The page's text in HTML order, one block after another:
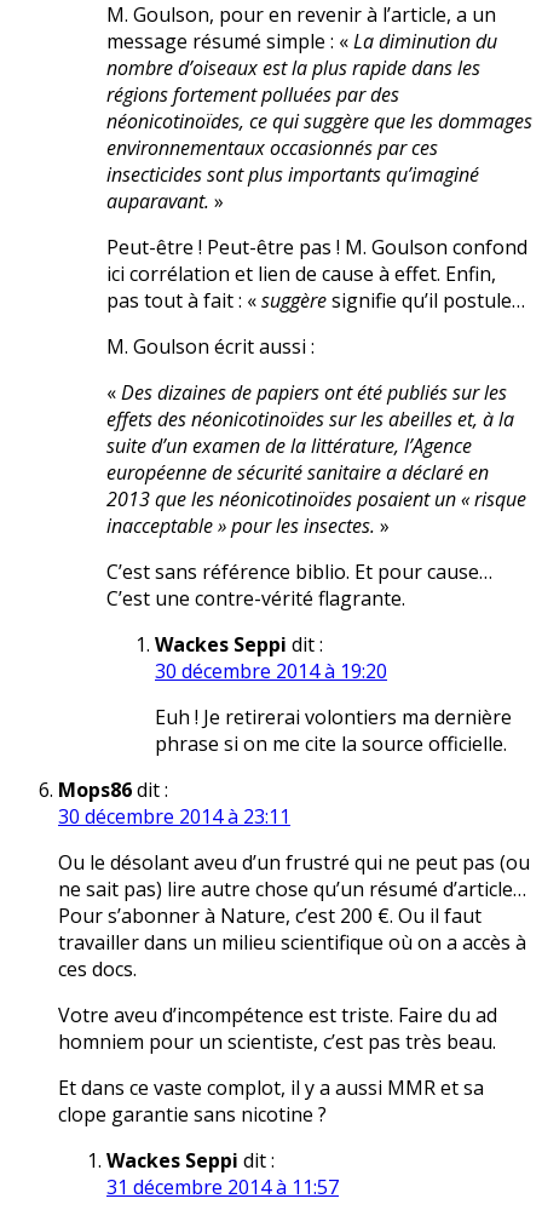
M. Goulson, pour en revenir à l’article, a un
message résumé simple : «La diminution du
nombre d’oiseaux est la plus rapide dans les
régions fortement polluées par des
néonicotinoïdes, ce qui suggère que les dommages
environnementaux occasionnés par ces
insecticides sont plus importants qu’imaginé
auparavant. »
Peut-être ! Peut-être pas ! M. Goulson confond
ici corrélation et lien de cause à effet. Enfin,
pas tout à fait : «suggèresignifie qu’il postule…
M. Goulson écrit aussi :
«Des dizaines de papiers ont été publiés sur les
effets des néonicotinoïdes sur les abeilles et, à la
suite d’un examen de la littérature, l’Agence
européenne de sécurité sanitaire a déclaré en
2013 que les néonicotinoïdes posaient un « risque
inacceptable » pour les insectes. »
C’est sans référence biblio. Et pour cause…
C’est une contre-vérité flagrante.
Wackes Seppi dit :
30 décembre 2014 à 19:20
Euh ! Je retirerai volontiers ma dernière
phrase si on me cite la source officielle.
Mops86dit :
30 décembre 2014 à 23:11
Ou le désolant aveu d’un frustré qui ne peut pas (ou
ne sait pas) lire autre chose qu’un résumé d’article…
Pour s’abonner à Nature, c’est 200 €. Ou il faut
travailler dans un milieu scientifique où on a accès à
ces docs.
Votre aveu d’incompétence est triste. Faire du ad
homniem pour un scientiste, c’est pas très beau.
Et dans ce vaste complot, il y a aussi MMR et sa
clope garantie sans nicotine ?
Wackes Seppi dit :
31 décembre 2014 à 11:57